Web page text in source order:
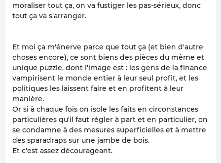
moraliser tout ça, on va fustiger les pas-sérieux, donc
tout ça va s'arranger.
Et moi ça m'énerve parce que tout ça (et bien d'autre
choses encore), ce sont biens des pièces du même et
unique puzzle, dont l'image est : les gens de la finance
vampirisent le monde entier à leur seul profit, et les
politiques les laissent faire et en profitent à leur
manière.
Or si à chaque fois on isole les faits en circonstances
particulières qu'il faut régler à part et en particulier, on
se condamne à des mesures superficielles et à mettre
des sparadraps sur une jambe de bois.
Et c'est assez décourageant.